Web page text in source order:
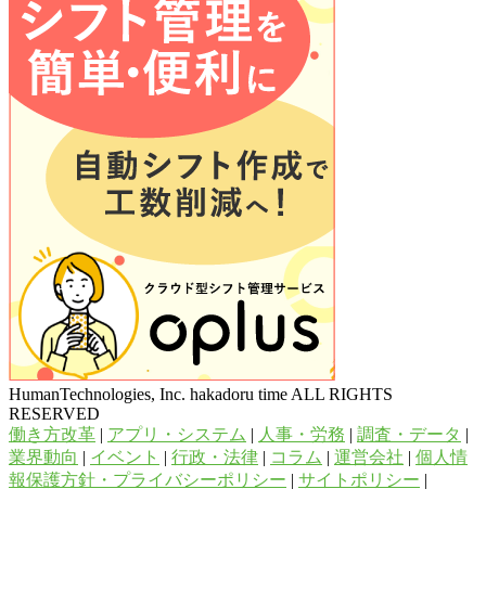
HumanTechnologies, Inc. hakadoru time ALL RIGHTS
RESERVED
働き方改革 | アプリ・システム | 人事・労務 | 調査・データ |
業界動向 | イベント | 行政・法律 | コラム | 運営会社 | 個人情
報保護方針・プライバシーポリシー | サイトポリシー |